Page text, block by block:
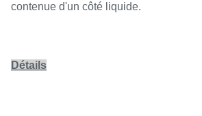
contenue d'un côté liquide.
Détails